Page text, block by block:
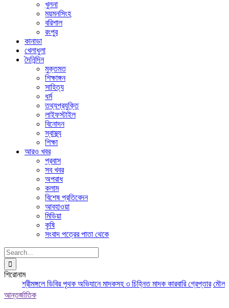
খুলনা
ময়মনসিংহ
বরিশাল
রংপুর
কানাডা
খেলাধুলা
দৈনিন্দিন
মুক্তমত
শিক্ষাঙ্গন
সাহিত্য
ধর্ম
তথ্যপ্রযুক্তি
লাইফস্টাইল
বিনোদন
স্বাস্থ্য
শিক্ষা
আরও খবর
প্রবাস
সব খবর
অপরাধ
কলাম
বিশেষ প্রতিবেদন
আবহাওয়া
মিডিয়া
কৃষি
সংবাদ পত্রের পাতা থেকে
Search
for:
শিরোনাম
শ্রীমঙ্গলে ডিবির পৃথক অভিযানে মাদকসহ ৩ চিহ্নিত মাদক কারবারি গ্রেপ্তার
আন্তর্জাতিক